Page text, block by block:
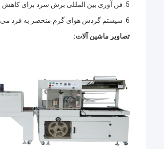
5. فن آوری بین المللی برش سرد برای کاهش مصرف برق و اطمینان از آب بندی سریع و محکم.
6. سیستم گردش هوای گرم منحصر به فرد می تواند انرژی را ذخیره کند و انقباض را محکم تر و زیباتر کند.
تصاویر ماشین آلات: